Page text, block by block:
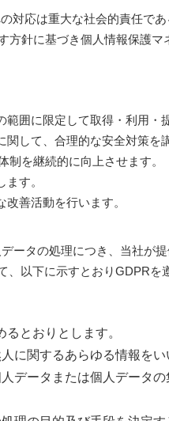
対応は重大な社会的責任であ
針に基づき個人情報保護マ
囲に限定して取得・利用・
して、合理的な安全対策を
を継続的に向上させます。
す。
善活動を行います。
ータの処理につき、当社が
以下に示すとおりGDPRを
とおりとします。
に関するあらゆる情報をい
データまたは個人データ